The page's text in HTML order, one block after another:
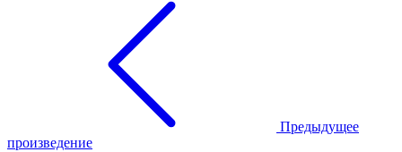
Предыдущее
произведение